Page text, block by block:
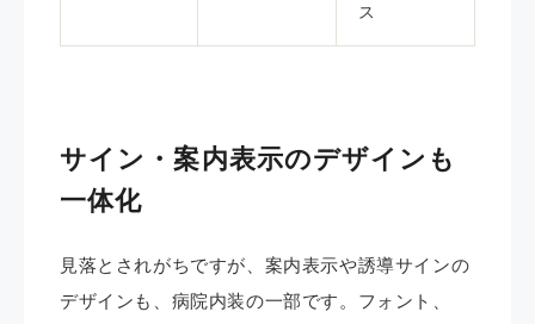
ス
サイン・案内表示のデザインも
一体化
見落とされがちですが、案内表示や誘導サインの
デザインも、病院内装の一部です。フォント、